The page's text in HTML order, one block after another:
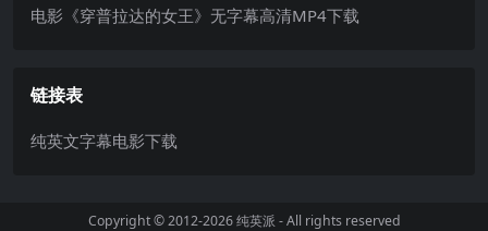
电影《穿普拉达的女王》无字幕高清MP4下载
链接表
纯英文字幕电影下载
Copyright © 2012-2026纯英派 - All rights reserved